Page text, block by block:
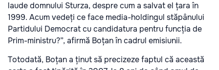
laude domnului Sturza, despre cum a salvat el țara în
1999. Acum vedeți ce face media-holdingul stăpânului
Partidului Democrat cu candidatura pentru funcția de
Prim-ministru?”, afirmă Boțan în cadrul emisiunii.
Totodată, Boțan a ținut să precizeze faptul că această